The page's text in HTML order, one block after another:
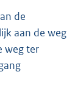
de
aan de weg
weg ter